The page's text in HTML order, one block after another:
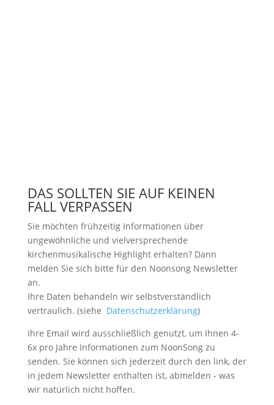
DAS SOLLTEN SIE AUF KEINEN
FALL VERPASSEN
Sie möchten frühzeitig Informationen über
ungewöhnliche und vielversprechende
kirchenmusikalische Highlight erhalten? Dann
melden Sie sich bitte für den Noonsong Newsletter
an.
Ihre Daten behandeln wir selbstverständlich
vertraulich. (siehe Datenschutzerklärung)
Ihre Email wird ausschließlich genutzt, um Ihnen 4-
6x pro Jahre Informationen zum NoonSong zu
senden. Sie können sich jederzeit durch den link, der
in jedem Newsletter enthalten ist, abmelden - was
wir natürlich nicht hoffen.